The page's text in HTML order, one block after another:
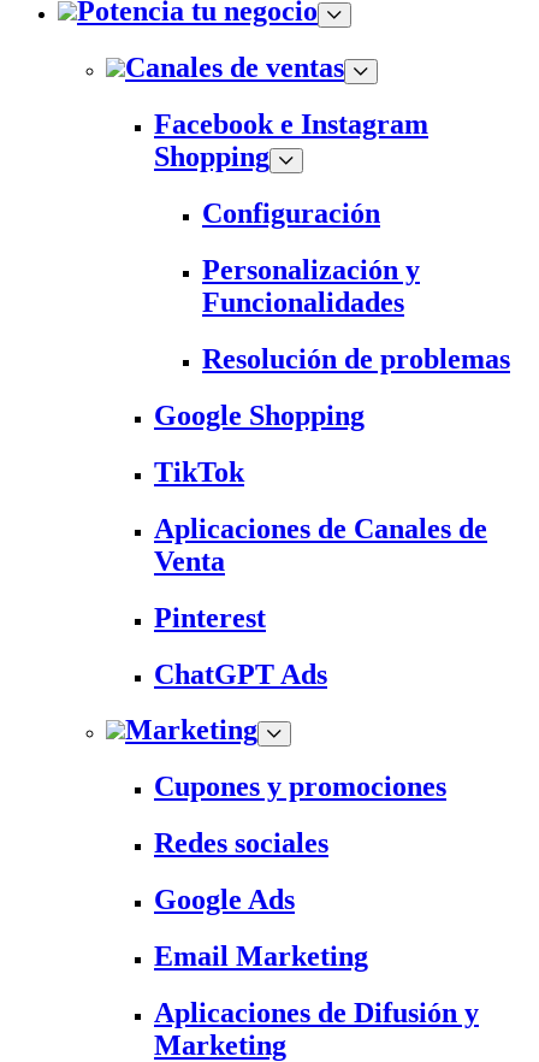
Potencia tu negocio
Canales de ventas
Facebook e Instagram
Shopping
Configuración
Personalización y
Funcionalidades
Resolución de problemas
Google Shopping
TikTok
Aplicaciones de Canales de
Venta
Pinterest
ChatGPT Ads
Marketing
Cupones y promociones
Redes sociales
Google Ads
Email Marketing
Aplicaciones de Difusión y
Marketing